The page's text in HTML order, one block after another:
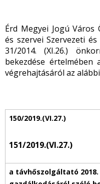
Érd Megyei Jogú Város
és szervei Szervezeti
31/2014. (XI.26.)
bekezdése
végrehajtásáról az
151/2019.(VI.27.)